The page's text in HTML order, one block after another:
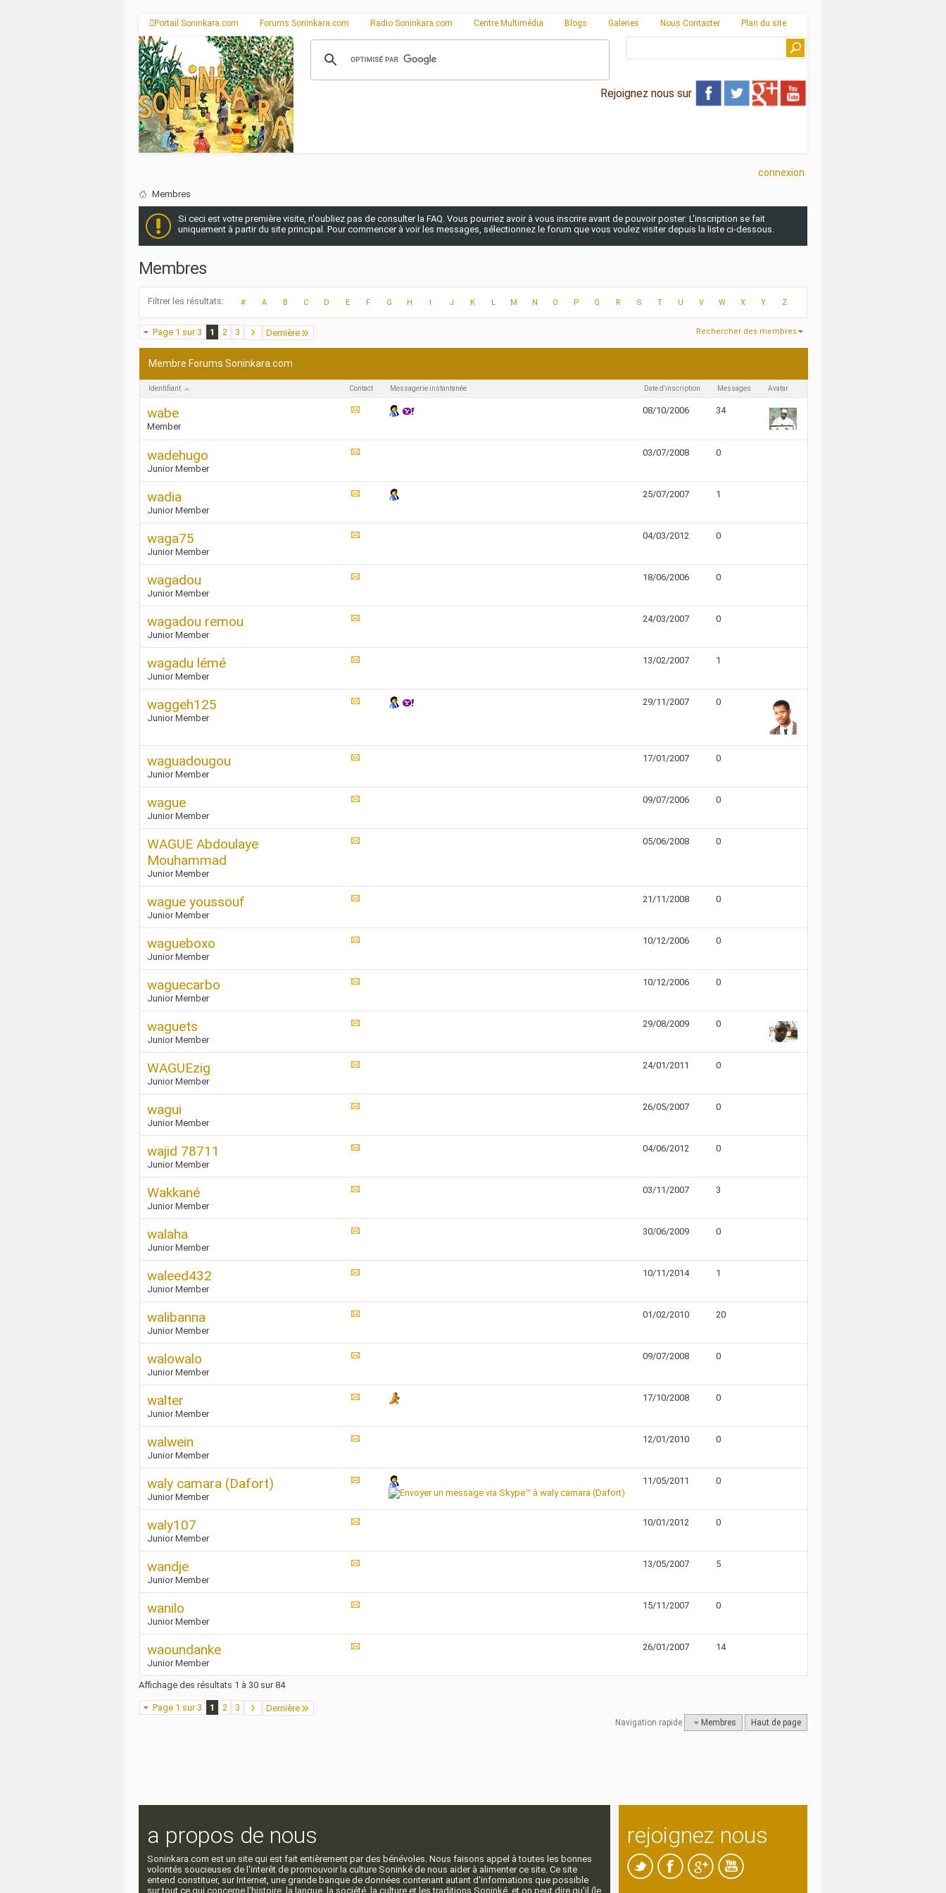
Portail Soninkara.com Forums Soninkara.com Radio Soninkara.com Centre Multimédia Blogs Galeries Nous Contacter Plan du site
Rejoignez nous sur
connexion
Membres
Si ceci est votre première visite, n'oubliez pas de consulter la FAQ. Vous pourriez avoir à vous inscrire avant de pouvoir poster: L'inscription se fait
uniquement à partir du site principal. Pour commencer à voir les messages, sélectionnez le forum que vous voulez visiter depuis la liste ci-dessous.
Membres
Filtrer les résultats # A B C D E F G H I J K L M N O P Q R S T U V W X Y Z
Page 1 sur 3 1 2 3 Dernière Rechercher des membres
Membre Forums Soninkara.com
Identifiant Contact Messagerie instantanée Date d'inscription Messages Avatar
wabe
Member
08/10/2006 34
wadehugo
Junior Member
03/07/2008 0
wadia
Junior Member
25/07/2007 1
waga75
Junior Member
04/03/2012 0
wagadou
Junior Member
18/06/2006 0
wagadou remou
Junior Member
24/03/2007 0
wagadu lémé
Junior Member
13/02/2007 1
waggeh125
Junior Member
29/11/2007 0
waguadougou
Junior Member
17/01/2007 0
wague
Junior Member
09/07/2006 0
WAGUE Abdoulaye
Mouhammad
Junior Member
05/06/2008 0
wague youssouf
Junior Member
21/11/2008 0
wagueboxo
Junior Member
10/12/2006 0
waguecarbo
Junior Member
10/12/2006 0
waguets
Junior Member
29/08/2009 0
WAGUEzig
Junior Member
24/01/2011 0
wagui
Junior Member
26/05/2007 0
wajid 78711
Junior Member
04/06/2012 0
Wakkané
Junior Member
03/11/2007 3
walaha
Junior Member
30/06/2009 0
waleed432
Junior Member
10/11/2014 1
walibanna
Junior Member
01/02/2010 20
walowalo
Junior Member
09/07/2008 0
walter
Junior Member
17/10/2008 0
walwein
Junior Member
12/01/2010 0
waly camara (Dafort)
Junior Member
11/05/2011 0
waly107
Junior Member
10/01/2012 0
wandje
Junior Member
13/05/2007 5
wanilo
Junior Member
15/11/2007 0
waoundanke
Junior Member
26/01/2007 14
Affichage des résultats 1 à 30 sur 84
Page 1 sur 3 1 2 3 Dernière
Navigation rapide Membres Haut de page
a propos de nous
Soninkara.com est un site qui est fait entièrement par des bénévoles. Nous faisons appel à toutes les bonnes
volontés soucieuses de l'interêt de promouvoir la culture Soninké de nous aider à alimenter ce site. Ce site
entend constituer, sur Internet, une grande banque de données contenant autant d'informations que possible
sur tout ce qui concerne l'histoire, la langue, la société, la culture et les traditions Soninké, et on peut dire qu'il (le
rejoignez nous